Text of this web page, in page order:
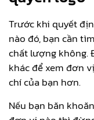
Trước khi quyết
nào đó, bạn cần
chất lượng không.
khác để xem đơn
chí của bạn hơn.
Nếu bạn băn